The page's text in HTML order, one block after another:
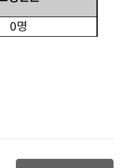
0명